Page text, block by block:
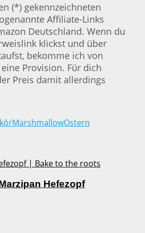
(*) gekennzeichneten
Affiliate-Links
Deutschland. Wenn du
klickst und über
bekomme ich von
Provision. Für dich
Preis damit allerdings
MarshmallowOstern
Hefezopf